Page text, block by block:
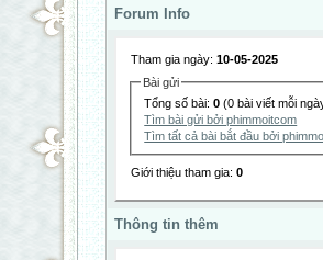
Forum Info
Tham gia ngày: 10-05-2025
Bài gửi
Tổng số bài:0 (0 bài viết mỗi
Tìm bài gửi bởi phimmoitcom
Tìm tất cả bài bắt đầu bởi
Giới thiệu tham gia: 0
Thông tin thêm